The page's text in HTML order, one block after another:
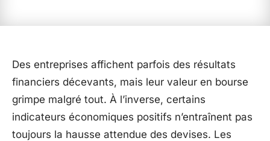
Des entreprises affichent parfois des résultats
financiers décevants, mais leur valeur en bourse
grimpe malgré tout. À l’inverse, certains
indicateurs économiques positifs n’entraînent pas
toujours la hausse attendue des devises. Les